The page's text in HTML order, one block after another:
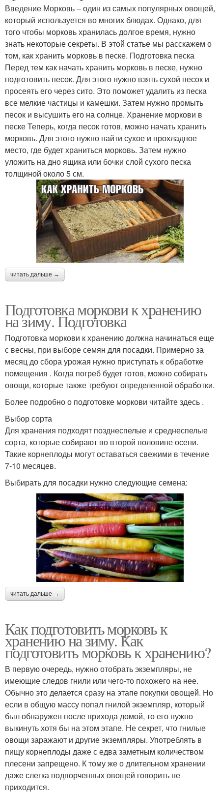
Введение Морковь – один из самых популярных овощей,
который используется во многих блюдах. Однако, для
того чтобы морковь хранилась долгое время, нужно
знать некоторые секреты. В этой статье мы расскажем о
том, как хранить морковь в песке. Подготовка песка
Перед тем как начать хранить морковь в песке, нужно
подготовить песок. Для этого нужно взять сухой песок и
просеять его через сито. Это поможет удалить из песка
все мелкие частицы и камешки. Затем нужно промыть
песок и высушить его на солнце. Хранение моркови в
песке Теперь, когда песок готов, можно начать хранить
морковь. Для этого нужно найти сухое и прохладное
место, где будет храниться морковь. Затем нужно
уложить на дно ящика или бочки слой сухого песка
толщиной около 5 см.
читать дальше →
Подготовка моркови к хранению
на зиму. Подготовка
Подготовка моркови к хранению должна начинаться еще
с весны, при выборе семян для посадки. Примерно за
месяц до сбора урожая нужно приступать к обработке
помещения . Когда погреб будет готов, можно собирать
овощи, которые также требуют определенной обработки.
Более подробно о подготовке моркови читайте здесь .
Выбор сорта
Для хранения подходят позднеспелые и среднеспелые
сорта, которые собирают во второй половине осени.
Такие корнеплоды могут оставаться свежими в течение
7-10 месяцев.
Выбирать для посадки нужно следующие семена:
читать дальше →
Как подготовить морковь к
хранению на зиму. Как
подготовить морковь к хранению?
В первую очередь, нужно отобрать экземпляры, не
имеющие следов гнили или чего-то похожего на нее.
Обычно это делается сразу на этапе покупки овощей. Но
если в общую массу попал гнилой экземпляр, который
был обнаружен после прихода домой, то его нужно
выкинуть хотя бы на этом этапе. Не секрет, что гнилые
овощи заражают и другие экземпляры. Употреблять в
пищу корнеплоды даже с едва заметным количеством
плесени запрещено. К тому же о длительном хранении
даже слегка подпорченных овощей говорить не
приходится.